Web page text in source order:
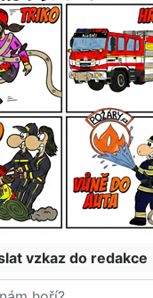
vzkaz do redakce